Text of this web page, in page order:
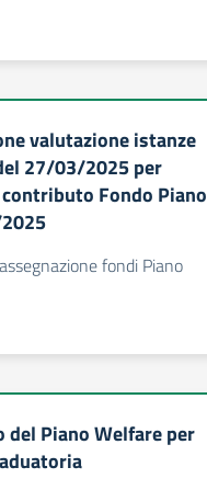
valutazione istanze
27/03/2025 per
Fondo Piano
fondi Piano
Piano Welfare per